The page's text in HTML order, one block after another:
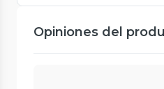
Opiniones del